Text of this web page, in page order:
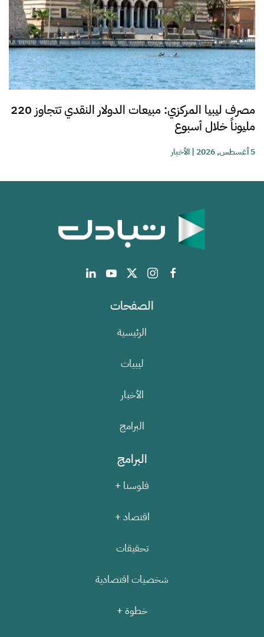
مصرف ليبيا المركزي: مبيعات الدولار النقدي تتجاوز 220
مليوناً خلال أسبوع
5 أغسطس, 2026 |الأخبار
الصفحات
الرئيسية
ليبيات
الأخبار
البرامج
البرامج
فلوسنا +
اقتصاد +
تحقيقات
شخصيات اقتصادية
خطوة +